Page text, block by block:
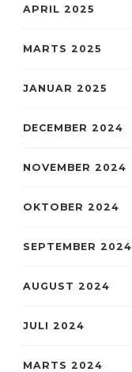
APRIL 2025
MARTS 2025
JANUAR 2025
DECEMBER 2024
NOVEMBER 2024
OKTOBER 2024
SEPTEMBER 2024
AUGUST 2024
JULI 2024
MARTS 2024